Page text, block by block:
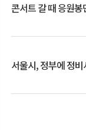
콘서트 갈 때 응원
서울시, 정부에 정